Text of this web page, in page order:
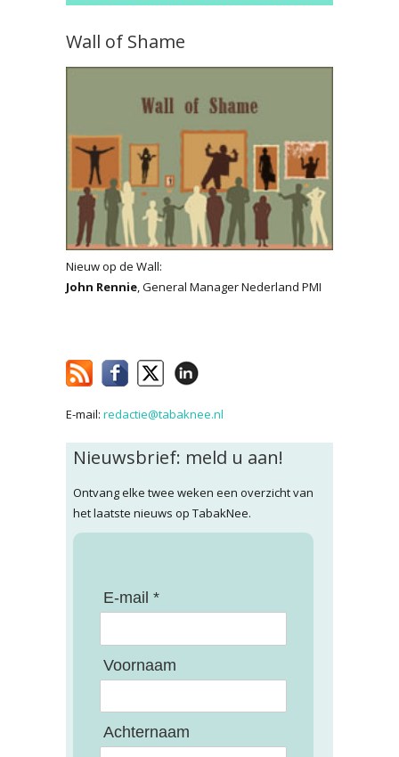
Wall of Shame
Nieuw op de Wall:
John Rennie, General Manager Nederland PMI
E-mail: redactie@tabaknee.nl
Nieuwsbrief: meld u aan!
Ontvang elke twee weken een overzicht van
het laatste nieuws op TabakNee.
E-mail *
Voornaam
Achternaam